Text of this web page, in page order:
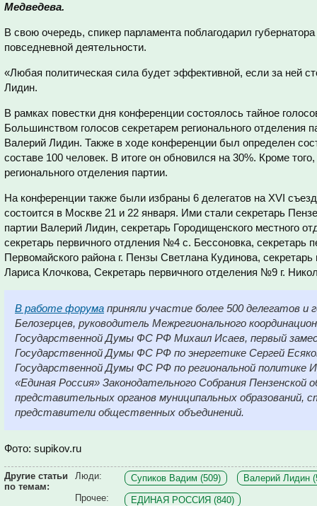
Медведева.
В свою очередь, спикер парламента поблагодарил
повседневной деятельности.
«Любая политическая сила будет эффективной, если за ней
Лидин.
В рамках повестки дня конференции состоялось тайное
Большинством голосов секретарем регионального отделения
Валерий Лидин. Также в ходе конференции был определен
составе 100 человек. В итоге он обновился на 30%. Кроме
регионального отделения партии.
На конференции также были избраны 6 делегатов на XVI
состоится в Москве 21 и 22 января. Ими стали секретарь
партии Валерий Лидин, секретарь Городищенского местного
секретарь первичного отдления №4 с. Бессоновка, секретарь
Первомайского района г. Пензы Светлана Кудинова,
Лариса Клочкова, Секретарь первичного отделения №9 г.
В работе форума приняли участие более 500 делегатов и
Белозерцев, руководитель Межрегионального
Государственной Думы ФС РФ Михаил Исаев, первый
Государственной Думы ФС РФ по энергетике Сергей
Государственной Думы ФС РФ по региональной
«Единая Россия» Законодательного Собрания Пензенской
представительных органов муниципальных образований,
представители общественных объединений.
Фото: supikov.ru
Другие статьи
по темам:
Люди: Супиков Вадим (509)
Валерий Лидин
Прочее:
ЕДИНАЯ РОССИЯ (840)